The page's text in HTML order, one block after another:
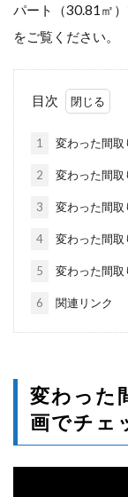
パート（30.81㎡
をご覧ください。
目次
1 変わった間取
2 変わった間
3 変わった間
4 変わった間
5 変わった間
6 関連リンク
変わった
画でチェ